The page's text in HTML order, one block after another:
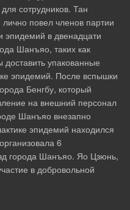
сотрудников. Тан
повел членов партии
эпидемий в двенадцати
Шанъяо, таких как
упакованные
эпидемий. После вспышки
Бенгбу, который
на внешний персонал
Шанъяо внезапно
эпидемий находился
6
города Шанъяо. Яо Цзюнь,
в добровольной